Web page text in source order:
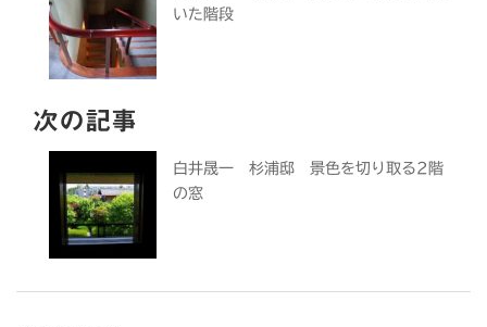
いた階段
次の記事
白井晟一 杉浦邸 景色を切り取る2階
の窓